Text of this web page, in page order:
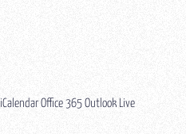
iCalendar Office 365 Outlook Live